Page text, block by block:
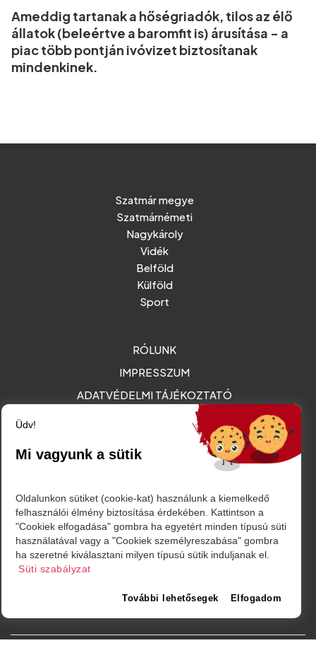
Ameddig tartanak a hőségriadók, tilos az élő
állatok (beleértve a baromfit is) árusítása - a
piac több pontján ivóvizet biztosítanak
mindenkinek.
Szatmár megye
Szatmárnémeti
Nagykároly
Vidék
Belföld
Külföld
Sport
RÓLUNK
IMPRESSZUM
ADATVÉDELMI TÁJÉKOZTATÓ
MÉDIAAJÁNLAT - REKLÁMOK
Amurgului utca 2. szám, Szatmárnémeti
Üdv!
Mi vagyunk a sütik
Oldalunkon sütiket (cookie-kat) használunk a kiemelkedő
felhasználói élmény biztosítása érdekében. Kattintson a
"Cookiek elfogadása" gombra ha egyetért minden típusú süti
használatával vagy a "Cookiek személyreszabása" gombra
ha szeretné kiválasztani milyen típusú sütik induljanak el.
Süti szabályzat
További lehetősegek Elfogadom